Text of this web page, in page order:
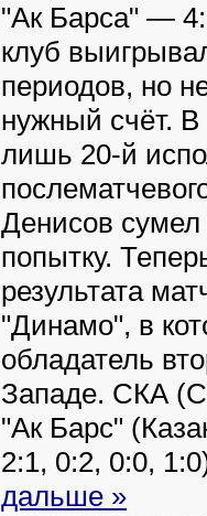
"Ак Барса" —
клуб
периодов, но
нужный счёт.
лишь 20-й
Денисов
попытку.
результата
"Динамо", в
обладатель
Западе. СКА
"Ак Барс"
2:1, 0:2, 0:0,
дальше »